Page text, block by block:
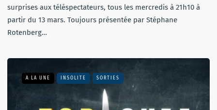
surprises aux téléspectateurs, tous les mercredis à 21h10 à
partir du 13 mars. Toujours présentée par Stéphane
Rotenberg…
A LA UNE INSOLITE SORTIES